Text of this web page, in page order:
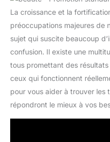
La croissance et la
préoccupations majeures de
sujet qui suscite beaucoup
confusion. Il existe une
tous promettant des
ceux qui fonctionnent
pour vous aider à trouver les
répondront le mieux à vos